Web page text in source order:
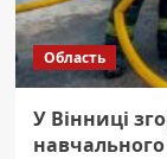
Область
У Вінниці